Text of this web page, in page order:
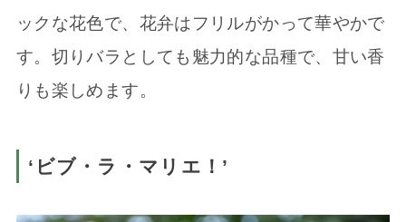
ックな花色で、花弁はフリルがかって華やかで
す。切りバラとしても魅力的な品種で、甘い香
りも楽しめます。
‘ビブ・ラ・マリエ！’